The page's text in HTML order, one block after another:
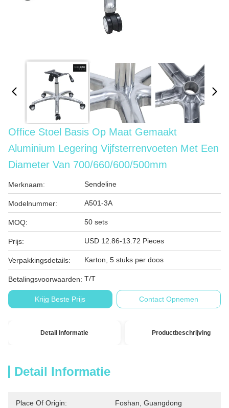
Office Stoel Basis Op Maat Gemaakt
Aluminium Legering Vijfsterrenvoeten Met Een
Diameter Van 700/660/600/500mm
Merknaam: Sendeline
Modelnummer: A501-3A
MOQ: 50 sets
Prijs: USD 12.86-13.72 Pieces
Verpakkingsdetails: Karton, 5 stuks per doos
Betalingsvoorwaarden: T/T
Krijg Beste Prijs Contact Opnemen
Detail Informatie Productbeschrijving
Detail Informatie
Place Of Origin: Foshan, Guangdong